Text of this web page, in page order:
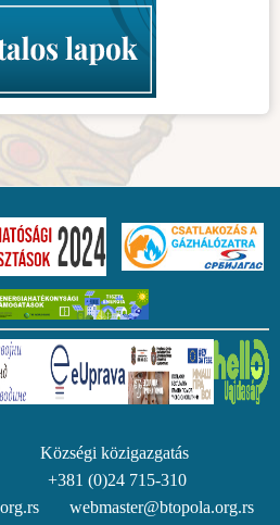
közigazgatás
+381 (0)24 715-310
webmaster@btopola.org.rs